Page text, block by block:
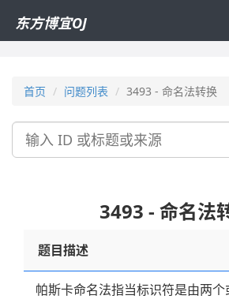
东方博宜OJ
首页 问题列表 3493 - 命名法转换
搜
3493 - 命名法
题目描述
帕斯卡命名法指当标识符是由两个